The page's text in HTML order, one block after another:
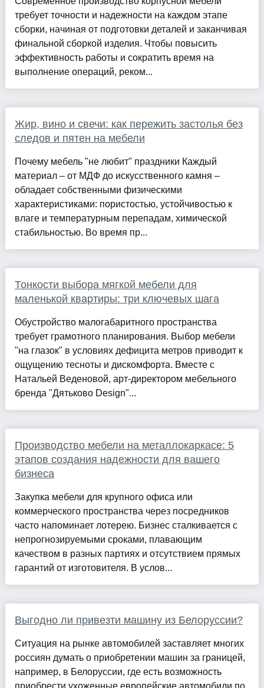
требует точности и надежности на каждом этапе
сборки, начиная от подготовки деталей и заканчивая
финальной сборкой изделия. Чтобы повысить
эффективность работы и сократить время на
выполнение операций, реком...
Жир, вино и свечи: как пережить застолья без
следов и пятен на мебели
Почему мебель "не любит" праздники Каждый
материал – от МДФ до искусственного камня –
обладает собственными физическими
характеристиками: пористостью, устойчивостью к
влаге и температурным перепадам, химической
стабильностью. Во время пр...
Тонкости выбора мягкой мебели для
маленькой квартиры: три ключевых шага
Обустройство малогабаритного пространства
требует грамотного планирования. Выбор мебели
"на глазок" в условиях дефицита метров приводит к
ощущению тесноты и дискомфорта. Вместе с
Натальей Веденовой, арт-директором мебельного
бренда "Дятьково Design"...
Производство мебели на металлокаркасе: 5
этапов создания надежности для вашего
бизнеса
Закупка мебели для крупного офиса или
коммерческого пространства через посредников
часто напоминает лотерею. Бизнес сталкивается с
непрогнозируемыми сроками, плавающим
качеством в разных партиях и отсутствием прямых
гарантий от изготовителя. В услов...
Выгодно ли привезти машину из Белоруссии?
Ситуация на рынке автомобилей заставляет многих
россиян думать о приобретении машин за границей,
например, в Белоруссии, где есть возможность